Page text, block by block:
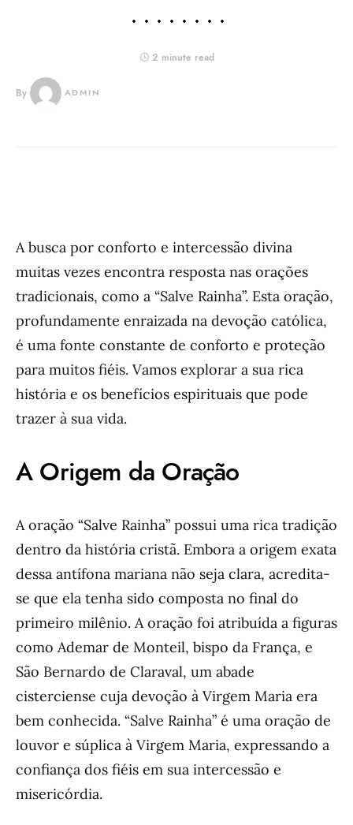
2 minute read
By ADMIN
A busca por conforto e intercessão divina
muitas vezes encontra resposta nas orações
tradicionais, como a “Salve Rainha”. Esta oração,
profundamente enraizada na devoção católica,
é uma fonte constante de conforto e proteção
para muitos fiéis. Vamos explorar a sua rica
história e os benefícios espirituais que pode
trazer à sua vida.
A Origem da Oração
A oração “Salve Rainha” possui uma rica tradição
dentro da história cristã. Embora a origem exata
dessa antífona mariana não seja clara, acredita-
se que ela tenha sido composta no final do
primeiro milênio. A oração foi atribuída a figuras
como Ademar de Monteil, bispo da França, e
São Bernardo de Claraval, um abade
cisterciense cuja devoção à Virgem Maria era
bem conhecida. “Salve Rainha” é uma oração de
louvor e súplica à Virgem Maria, expressando a
confiança dos fiéis em sua intercessão e
misericórdia.